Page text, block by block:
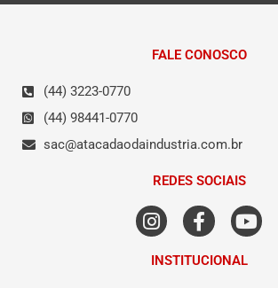
FALE CONOSCO
(44) 3223-0770
(44) 98441-0770
sac@atacadaodaindustria.com.br
REDES SOCIAIS
INSTITUCIONAL